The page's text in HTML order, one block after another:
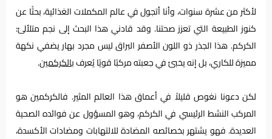
لأكثر من عشرة سنوات، وأنا أتجول في عالم المكملات الغذائية، بحثًا عن
كنوز الطبيعة التي تعزز صحتنا. وقد قادني هذا البحث إلى نجم متلألئ:
الكركم. هذا الجذر ذو اللون الأصفر البراق ليس مجرد بهار يضفي نكهة
مميزة للكاري، بل إنه يخبئ في جعبته مركبًا قويًا يُعرفبالكركمين.
لكن دعونا نغوص قليلاً في أعماق هذا العالم المثير. فالكركمين هو
المركب النشط الرئيسي في الكركم، وهو المسؤول عن فوائده الصحية
العديدة. فهو يشتهر بخصائصه المضادة للالتهابات ومضادات الأكسدة،